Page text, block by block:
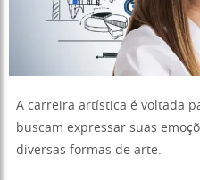
A carreira artística é voltada
buscam expressar suas
diversas formas de arte.